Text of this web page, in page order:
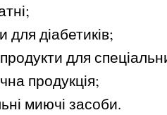
для діабетиків;
для
продукція;
миючі засоби.